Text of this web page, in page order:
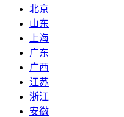
北京
山东
上海
广东
广西
江苏
浙江
安徽